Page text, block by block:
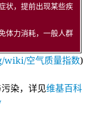
状，提前出现某些疾
体力消耗，一般人群
空气质量指数)
染，详见维基百科